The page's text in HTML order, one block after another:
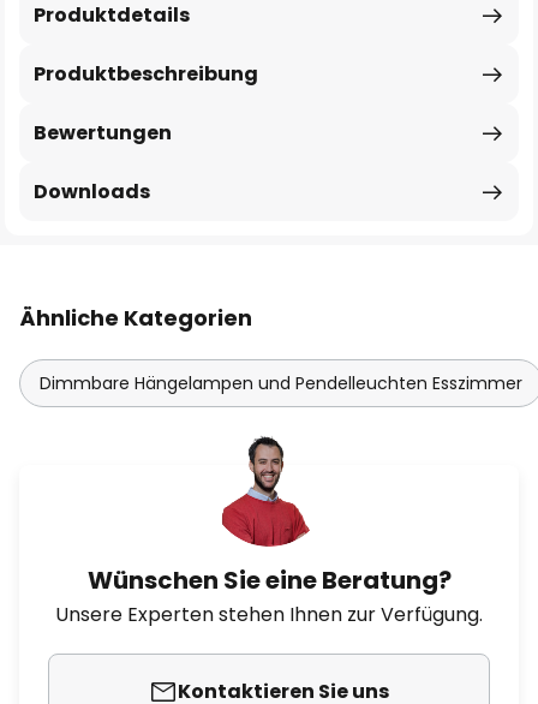
Produktbeschreibung
Produktdetails
Bewertungen
Downloads
Ähnliche Kategorien
Dimmbare Hängelampen und Pendelleuchten Esszimmer
Wünschen Sie eine Beratung?
Unsere Experten stehen Ihnen zur Verfügung.
Kontaktieren Sie uns